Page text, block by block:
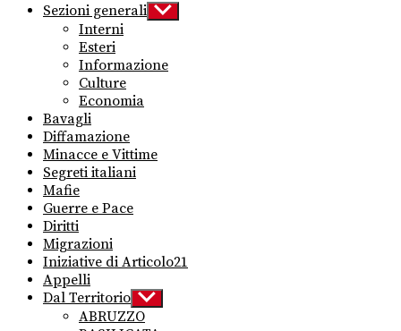
Sezioni generali Show
sub
Interni
Esteri
Informazione
Culture
Economia
Bavagli
Diffamazione
Minacce e Vittime
Segreti italiani
Mafie
Guerre e Pace
Diritti
Migrazioni
Iniziative di Articolo21
Appelli
Dal Territorio Show
sub
menu
ABRUZZO